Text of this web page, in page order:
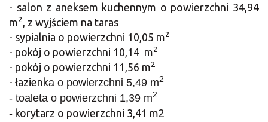
- salon z aneksem kuchennym o powierzchni 34,94
m2
, z wyjściem na taras
- sypialnia o powierzchni 10,05 m2
- pokój o powierzchni 10,14 m2
- pokój o powierzchni 11,56 m2
- łazienka o powierzchni 5,49 m2
- toaleta o powierzchni 1,39 m2
- korytarz o powierzchni 3,41 m2